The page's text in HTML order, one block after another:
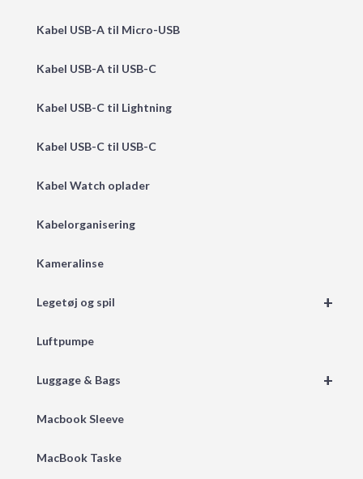
Kabel USB-A til Micro-USB
Kabel USB-A til USB-C
Kabel USB-C til Lightning
Kabel USB-C til USB-C
Kabel Watch oplader
Kabelorganisering
Kameralinse
+
Legetøj og spil
Luftpumpe
+
Luggage & Bags
Macbook Sleeve
MacBook Taske